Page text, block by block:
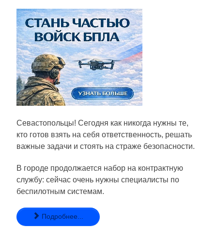
Севастопольцы! Сегодня как никогда нужны те,
кто готов взять на себя ответственность, решать
важные задачи и стоять на страже безопасности.
В городе продолжается набор на контрактную
службу: сейчас очень нужны специалисты по
беспилотным системам.
Подробнее...